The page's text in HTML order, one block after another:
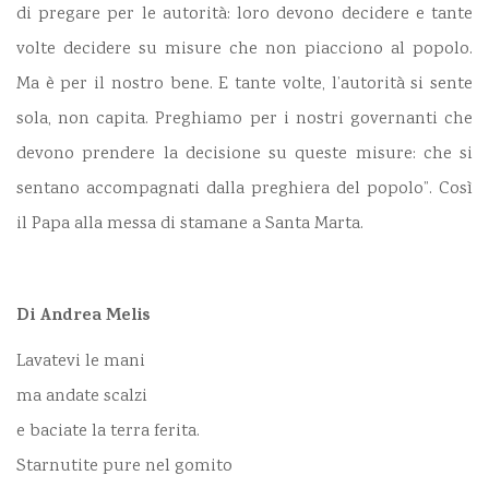
di pregare per le autorità: loro devono decidere e tante
volte decidere su misure che non piacciono al popolo.
Ma è per il nostro bene. E tante volte, l’autorità si sente
sola, non capita. Preghiamo per i nostri governanti che
devono prendere la decisione su queste misure: che si
sentano accompagnati dalla preghiera del popolo”. Così
il Papa alla messa di stamane a Santa Marta.
Di Andrea Melis
Lavatevi le mani
ma andate scalzi
e baciate la terra ferita.
Starnutite pure nel gomito